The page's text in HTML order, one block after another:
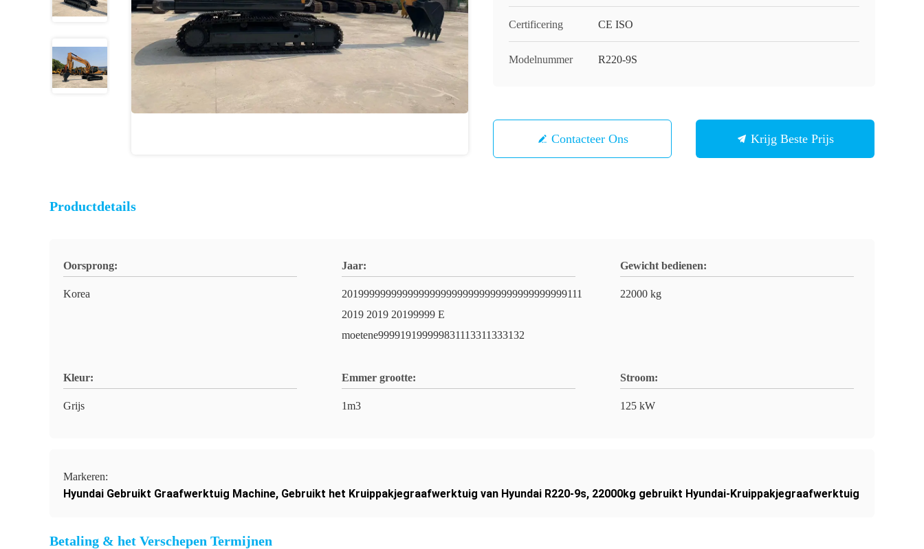
Certificering CE ISO
Modelnummer R220-9S
Contacteer Ons Krijg Beste Prijs
Productdetails
Oorsprong:
Korea
Jaar:
20199999999999999999999999999999999999999111
2019 2019 20199999 E
moetene999919199999831113311333132
Gewicht bedienen:
22000 kg
Kleur:
Grijs
Emmer grootte:
1m3
Stroom:
125 kW
Markeren:
Hyundai Gebruikt Graafwerktuig Machine, Gebruikt het Kruippakjegraafwerktuig van Hyundai R220-9s, 22000kg gebruikt Hyundai-Kruippakjegraafwerktuig
Betaling & het Verschepen Termijnen